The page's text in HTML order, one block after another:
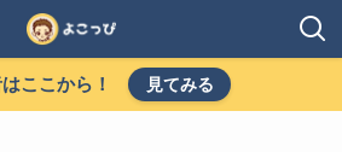
ここから！ 見てみる